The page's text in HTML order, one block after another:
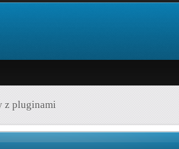
z pluginami